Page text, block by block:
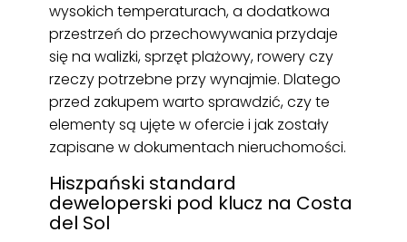
wysokich temperaturach, a dodatkowa
przestrzeń do przechowywania przydaje
się na walizki, sprzęt plażowy, rowery czy
rzeczy potrzebne przy wynajmie. Dlatego
przed zakupem warto sprawdzić, czy te
elementy są ujęte w ofercie i jak zostały
zapisane w dokumentach nieruchomości.
Hiszpański standard
deweloperski pod klucz na Costa
del Sol